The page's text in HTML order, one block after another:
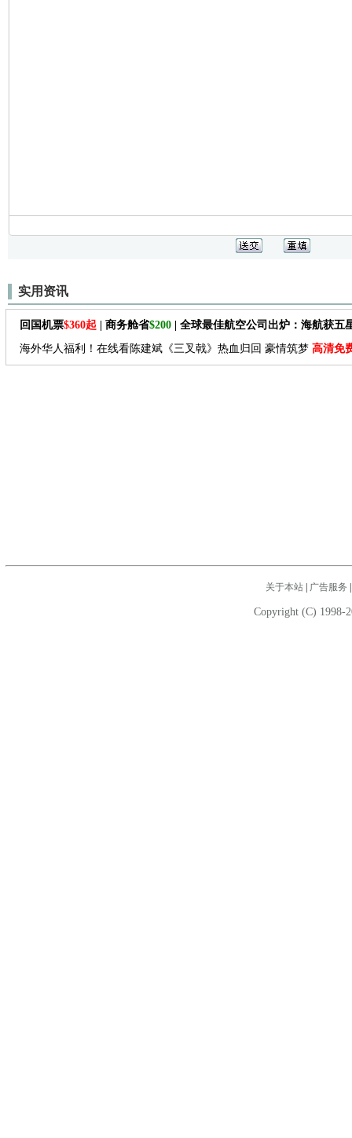
实用资讯
回国机票$360起 | 商务舱省$200 | 全球最佳航空公司出炉：海航获五
海外华人福利！在线看陈建斌《三叉戟》热血归回 豪情筑梦 高清免
关于本站| 广告服务
Copyright (C) 1998-